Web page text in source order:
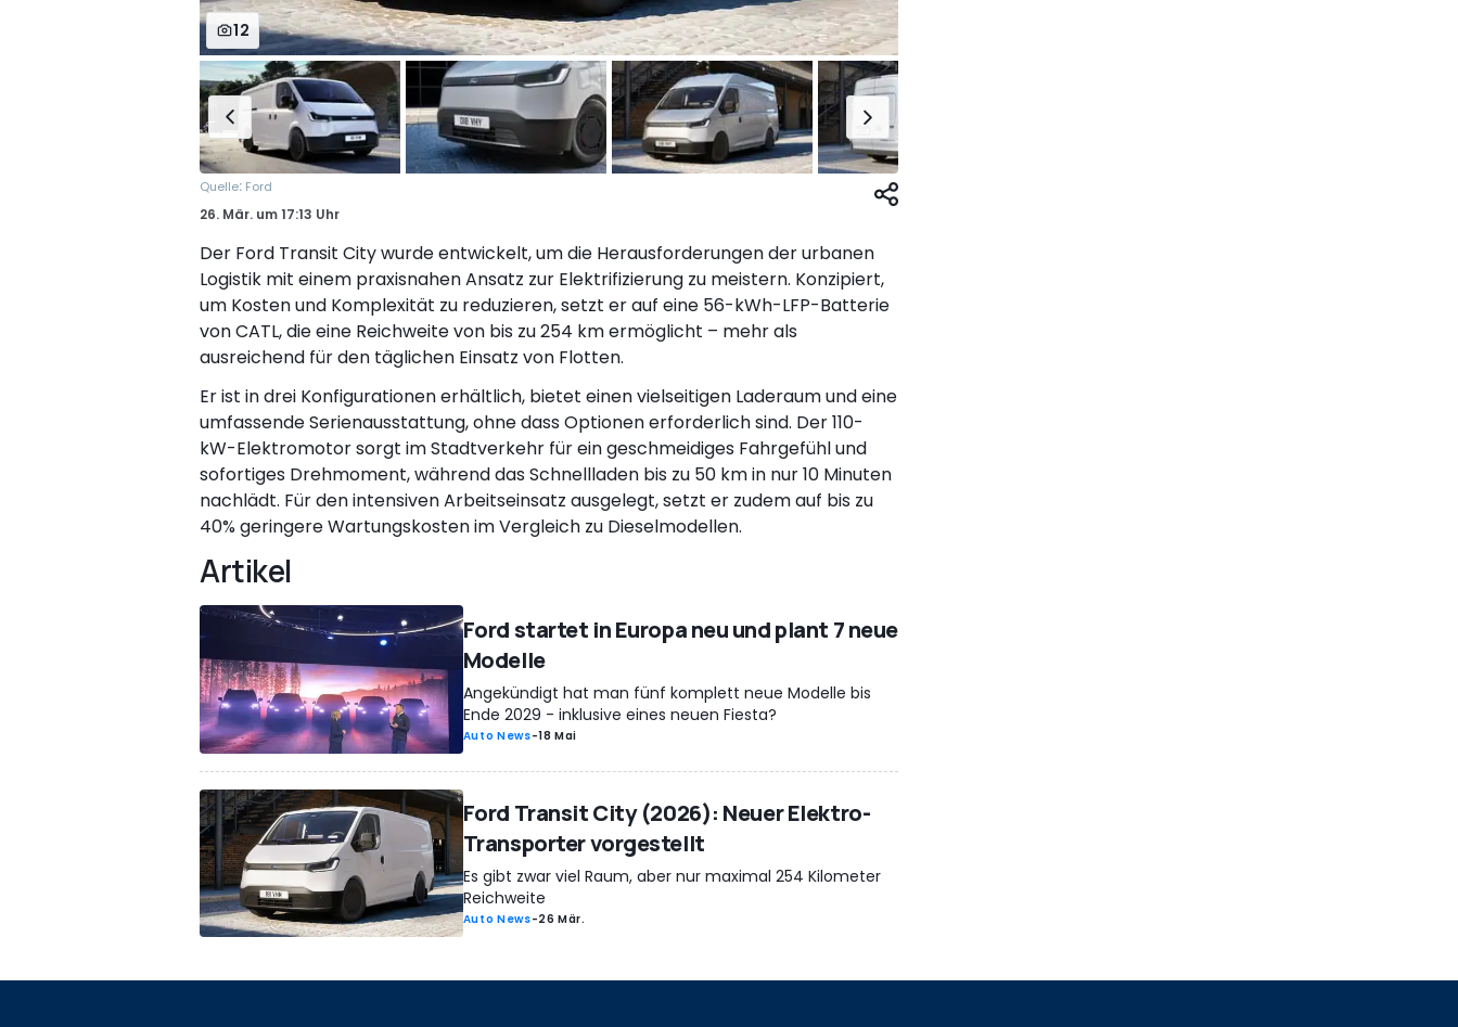
12
Quelle: Ford
26. Mär. um17:13 Uhr
Der Ford Transit City wurde entwickelt, um die Herausforderungen der urbanen
Logistik mit einem praxisnahen Ansatz zur Elektrifizierung zu meistern. Konzipiert,
um Kosten und Komplexität zu reduzieren, setzt er auf eine 56-kWh-LFP-Batterie
von CATL, die eine Reichweite von bis zu 254 km ermöglicht – mehr als
ausreichend für den täglichen Einsatz von Flotten.
Er ist in drei Konfigurationen erhältlich, bietet einen vielseitigen Laderaum und eine
umfassende Serienausstattung, ohne dass Optionen erforderlich sind. Der 110-
kW-Elektromotor sorgt im Stadtverkehr für ein geschmeidiges Fahrgefühl und
sofortiges Drehmoment, während das Schnellladen bis zu 50 km in nur 10 Minuten
nachlädt. Für den intensiven Arbeitseinsatz ausgelegt, setzt er zudem auf bis zu
40% geringere Wartungskosten im Vergleich zu Dieselmodellen.
Artikel
Ford startet in Europa neu und plant 7 neue
Modelle
Angekündigt hat man fünf komplett neue Modelle bis
Ende 2029 - inklusive eines neuen Fiesta?
Auto News-18 Mai
Ford Transit City (2026): Neuer Elektro-
Transporter vorgestellt
Es gibt zwar viel Raum, aber nur maximal 254 Kilometer
Reichweite
Auto News-26 Mär.